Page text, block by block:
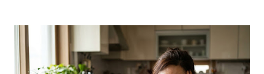
주치의는 이렇게 말했다고 한다. 8개월 전 검진 때 암의 씨앗이라
도 보였다면 이미 늦었을 것이라고. 그만큼 진행이 빠른 유형이었
다는 뜻이다. 이 사례를 보고 찾아보니, 이런 경우가 생각보다 흔했